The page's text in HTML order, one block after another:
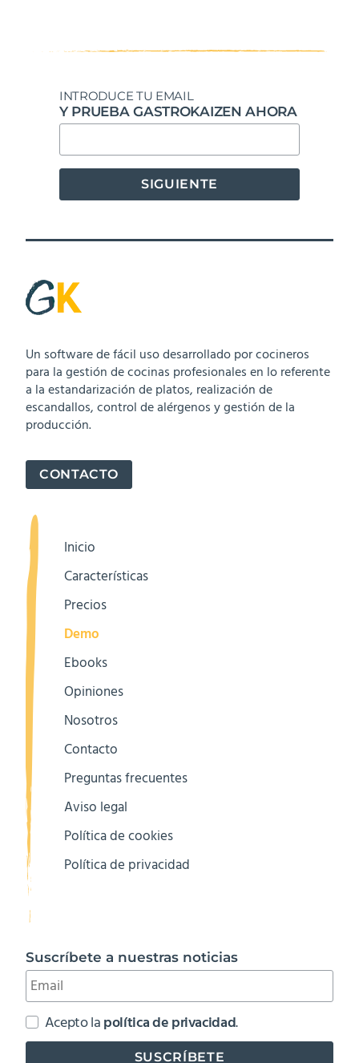
INTRODUCE TU EMAIL
Y PRUEBA GASTROKAIZEN AHORA
Un software de fácil uso desarrollado por cocineros
para la gestión de cocinas profesionales en lo referente
a la estandarización de platos, realización de
escandallos, control de alérgenos y gestión de la
producción.
CONTACTO
Inicio
Características
Precios
Demo
Ebooks
Opiniones
Nosotros
Contacto
Preguntas frecuentes
Aviso legal
Política de cookies
Política de privacidad
Suscríbete a nuestras noticias
Acepto lapolítica de privacidad.